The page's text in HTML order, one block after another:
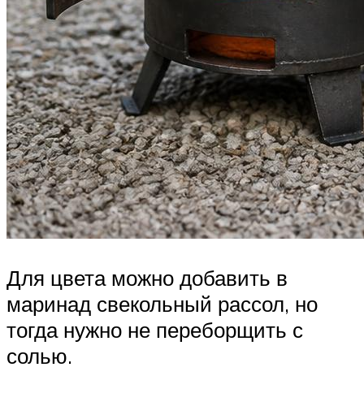
Для цвета можно добавить в
маринад свекольный рассол, но
тогда нужно не переборщить с
солью.